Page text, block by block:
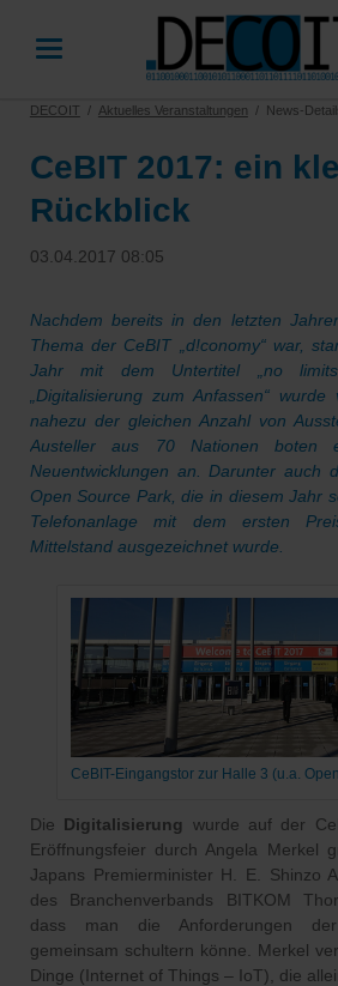
DECOIT Aktuelles Veranstaltungen News-
CeBIT 2017: ein
Rückblick
03.04.2017 08:05
Nachdem bereits in den letzten
Thema der CeBIT „d!conomy“ war,
Jahr mit dem Untertitel „no
„Digitalisierung zum Anfassen“
nahezu der gleichen Anzahl von
Austeller aus 70 Nationen boten
Neuentwicklungen an. Darunter auch
Open Source Park, die in diesem Jahr
Telefonanlage mit dem ersten
Mittelstand ausgezeichnet wurde.
CeBIT-Eingangstor zur Halle 3 (u.a.
Die Digitalisierung
wurde auf der
Eröffnungsfeier durch Angela Merkel
Japans Premierminister H. E. Shinzo
des Branchenverbands BITKOM
dass man die Anforderungen
gemeinsam schultern könne. Merkel
Dinge (Internet of Things – IoT), die